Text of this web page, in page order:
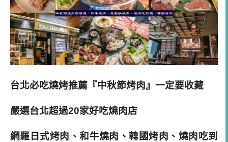
台北必吃燒烤推薦 『中秋節烤肉』一定要收藏
嚴選台北超過20家好吃燒肉店
網羅日式烤肉、和牛燒肉、韓國烤肉、燒肉吃到